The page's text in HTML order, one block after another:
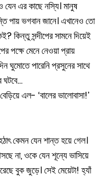
যেন এর কাছে নস্যি। মানুষ
পায় ভগবান জানে। এখানেও তো
সন্দীপের সামনে দিয়েই
পক্ষে মেনে নেওয়া প্রায়
ঘুমোতে পারেনি প্রসুনের সাথে
ঘটবে…
এল- ‘বালের ভালোবাসা!’
কেমন যেন শান্ত হয়ে গেল।
না, ওকে যেন শূন্যে ভাসিয়ে
বুক জুড়ে। সেই মেয়েটা! হ্যাঁ